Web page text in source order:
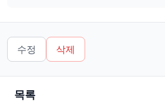
수정 삭제
목록